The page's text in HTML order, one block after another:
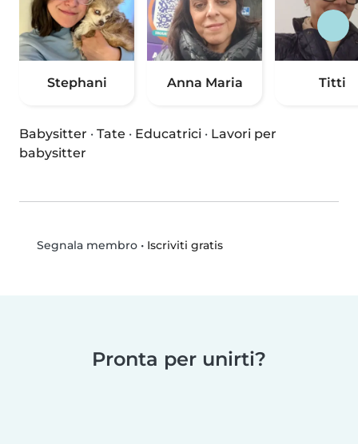
Stephani Anna Maria Titti
Babysitter · Tate · Educatrici · Lavori per
babysitter
Segnala membro• Iscriviti gratis
Pronta per unirti?